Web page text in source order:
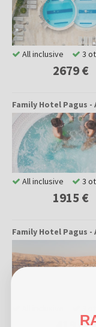
2679 €
All inclusive 3
Family Hotel Pagus
1915 €
All inclusive 3
Family Hotel Pagus